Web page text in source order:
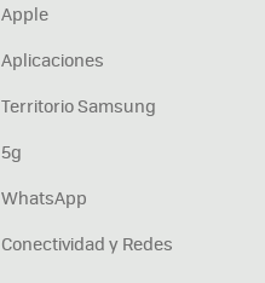
Apple
Aplicaciones
Territorio Samsung
5g
WhatsApp
Conectividad y Redes